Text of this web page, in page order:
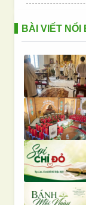
9.Cha
đến biến cố
10.Tất cả là
BÀI VIẾT NỔI